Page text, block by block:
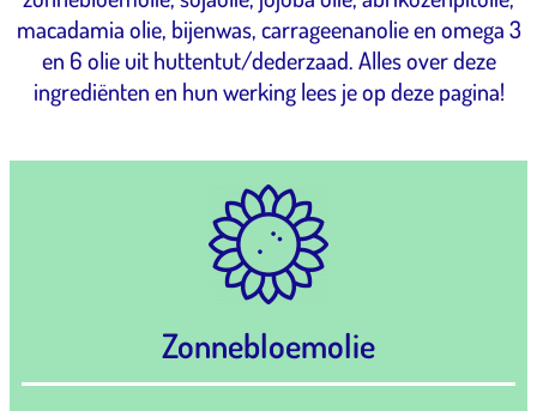
macadamia olie, bijenwas, carrageenanolie en omega 3
en 6 olie uit huttentut/dederzaad. Alles over deze
ingrediënten en hun werking lees je op deze pagina!
Zonnebloemolie